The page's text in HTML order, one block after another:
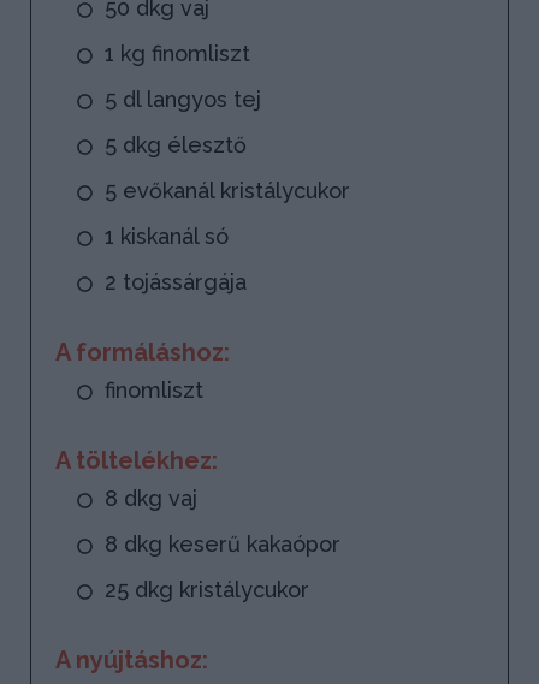
50 dkg vaj
1 kg finomliszt
5 dl langyos tej
5 dkg élesztő
5 evőkanál kristálycukor
1 kiskanál só
2 tojássárgája
A formáláshoz:
finomliszt
A töltelékhez:
8 dkg vaj
8 dkg keserű kakaópor
25 dkg kristálycukor
A nyújtáshoz: